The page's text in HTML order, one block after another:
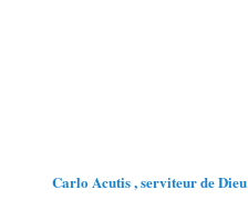
Carlo Acutis , serviteur de Dieu